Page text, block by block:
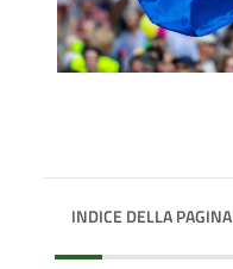
INDICE DELLA PAGINA